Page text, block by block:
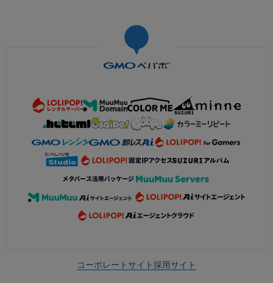
コーポレートサイト採用サイト